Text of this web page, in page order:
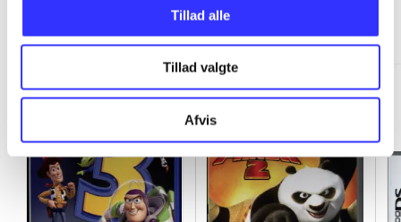
Tillad alle
Tillad valgte
Afvis